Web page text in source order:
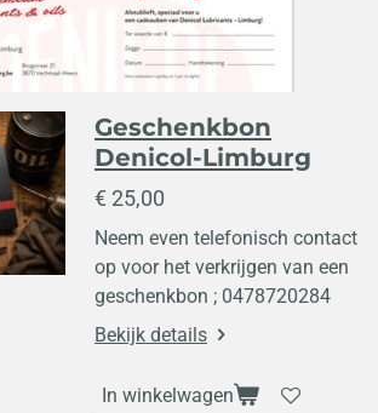
Geschenkbon
Denicol-Limburg
€ 25,00
Neem even telefonisch contact
op voor het verkrijgen van een
geschenkbon ; 0478720284
Bekijk details
In winkelwagen